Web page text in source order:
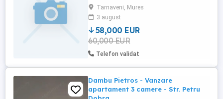
Apartamentul se vinde mobilat. Mai multe
detalii la : ( ) sau ( )
Tarnaveni, Mures
3 august
58,000 EUR
60,000 EUR
Telefon validat
Dambu Pietros - Vanzare
apartament 3 camere - Str. Petru